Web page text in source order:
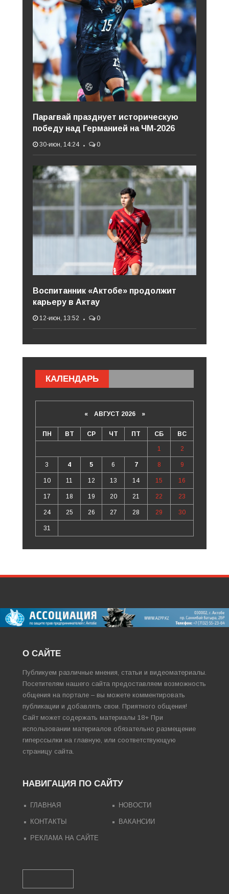
Парагвай празднует историческую
победу над Германией на ЧМ-2026
30-июн, 14:24 0
Воспитанник «Актобе» продолжит
карьеру в Актау
12-июн, 13:52 0
КАЛЕНДАРЬ
«АВГУСТ 2026 »
ПН ВТ СР ЧТ ПТ СБ ВС
1 2
3 4 5 6 7 8 9
10 11 12 13 14 15 16
17 18 19 20 21 22 23
24 25 26 27 28 29 30
31
О САЙТЕ
Публикуем различные мнения, статьи и видеоматериалы.
Посетителям нашего сайта предоставляем возможность
общения на портале – вы можете комментировать
публикации и добавлять свои. Приятного общения!
Сайт может содержать материалы 18+ При
использовании материалов обязательно размещение
гиперссылки на главную, или соответствующую
страницу сайта.
НАВИГАЦИЯ ПО САЙТУ
ГЛАВНАЯ НОВОСТИ
КОНТАКТЫ ВАКАНСИИ
РЕКЛАМА НА САЙТЕ